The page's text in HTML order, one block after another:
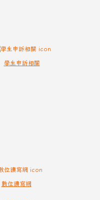
學生申訴相關
數位讀寫網